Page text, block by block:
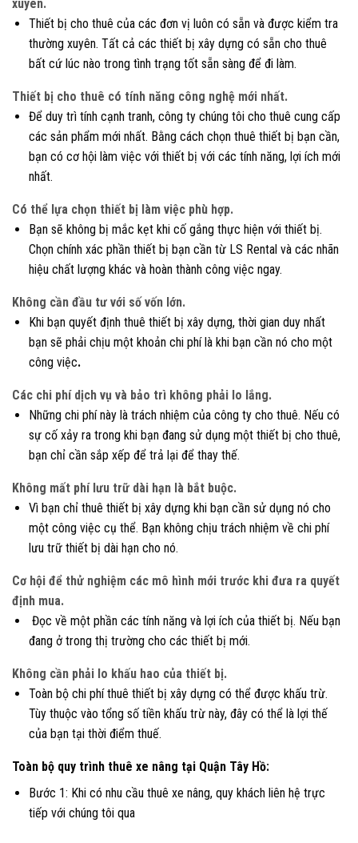
xuyên.
Thiết bị cho thuê của các đơn vị luôn có sẵn và được kiểm tra
thường xuyên. Tất cả các thiết bị xây dựng có sẵn cho thuê
bất cứ lúc nào trong tình trạng tốt sẵn sàng để đi làm.
Thiết bị cho thuê có tính năng công nghệ mới nhất.
Để duy trì tính cạnh tranh, công ty chúng tôi cho thuê cung cấp
các sản phẩm mới nhất. Bằng cách chọn thuê thiết bị bạn cần,
bạn có cơ hội làm việc với thiết bị với các tính năng, lợi ích mới
nhất.
Có thể lựa chọn thiết bị làm việc phù hợp.
Bạn sẽ không bị mắc kẹt khi cố gắng thực hiện với thiết bị.
Chọn chính xác phần thiết bị bạn cần từ LS Rental và các nhãn
hiệu chất lượng khác và hoàn thành công việc ngay.
Không cần đầu tư với số vốn lớn.
Khi bạn quyết định thuê thiết bị xây dựng, thời gian duy nhất
bạn sẽ phải chịu một khoản chi phí là khi bạn cần nó cho một
công việc.
Các chi phí dịch vụ và bảo trì không phải lo lắng.
Những chi phí này là trách nhiệm của công ty cho thuê. Nếu có
sự cố xảy ra trong khi bạn đang sử dụng một thiết bị cho thuê,
bạn chỉ cần sắp xếp để trả lại để thay thế.
Không mất phí lưu trữ dài hạn là bắt buộc.
Vì bạn chỉ thuê thiết bị xây dựng khi bạn cần sử dụng nó cho
một công việc cụ thể. Bạn không chịu trách nhiệm về chi phí
lưu trữ thiết bị dài hạn cho nó.
Cơ hội để thử nghiệm các mô hình mới trước khi đưa ra quyết
định mua.
Đọc về một phần các tính năng và lợi ích của thiết bị. Nếu bạn
đang ở trong thị trường cho các thiết bị mới.
Không cần phải lo khấu hao của thiết bị.
Toàn bộ chi phí thuê thiết bị xây dựng có thể được khấu trừ.
Tùy thuộc vào tổng số tiền khấu trừ này, đây có thể là lợi thế
của bạn tại thời điểm thuế.
Toàn bộ quy trình thuê xe nâng tại Quận Tây Hồ:
Bước 1: Khi có nhu cầu thuê xe nâng, quy khách liên hệ trực
tiếp với chúng tôi qua